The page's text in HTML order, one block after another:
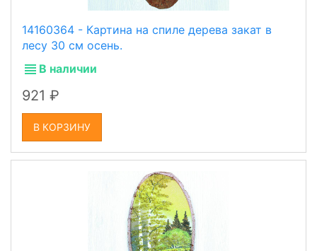
14160364 - Картина на спиле дерева закат в
лесу 30 см осень.
В наличии
921
В КОРЗИНУ